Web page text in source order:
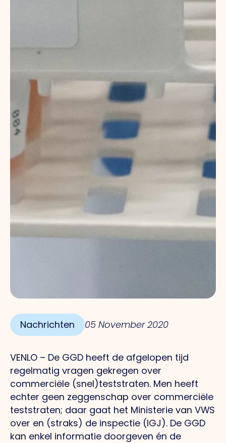
Nachrichten 05 November 2020
VENLO – De GGD heeft de afgelopen tijd
regelmatig vragen gekregen over
commerciële (snel)teststraten. Men heeft
echter geen zeggenschap over commerciële
teststraten; daar gaat het Ministerie van VWS
over en (straks) de inspectie (IGJ). De GGD
kan enkel informatie doorgeven én de